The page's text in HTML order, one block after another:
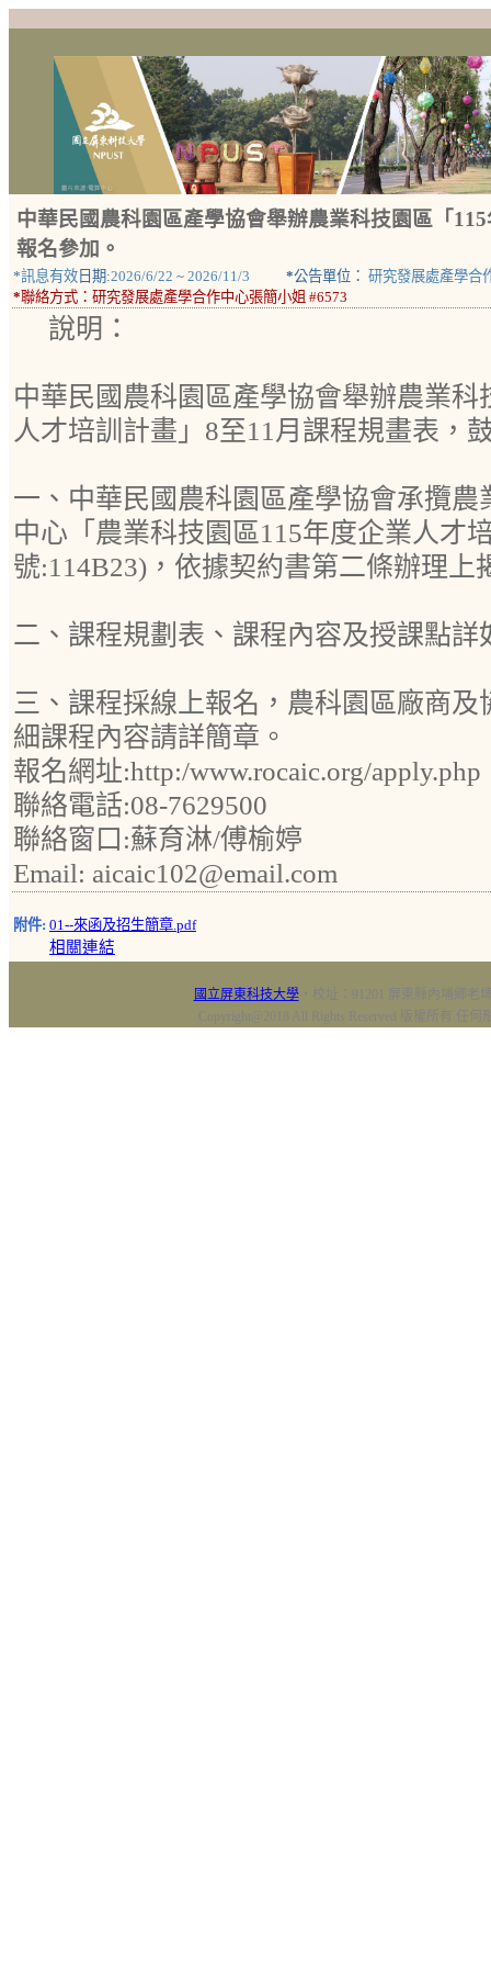
中華民國農科園區產學協會舉辦農業科技園區「
報名參加。
*訊息有效 日期:2026/6/22 ~ 2026/11/3 *公告單位： 研究發展處產學合
*聯絡方式： 研究發展處產學合作中心張簡小姐 #6573
說明：
中華民國農科園區產學協會舉辦農業科
人才培訓計畫」8至11月課程規畫表，
一、中華民國農科園區產學協會承攬
中心「農業科技園區115年度企業人才
號:114B23)，依據契約書第二條辦理上
二、課程規劃表、課程內容及授課點詳
三、課程採線上報名，農科園區廠商
細課程內容請詳簡章。
報名網址:http:/www.rocaic.org/apply.php
聯絡電話:08-7629500
聯絡窗口:蘇育淋/傅榆婷
Email: aicaic102@email.com
附件: 01--來函及招生簡章.pdf
相關連結
國立屏東科技大學‧校址：91201 屏東縣內埔鄉老